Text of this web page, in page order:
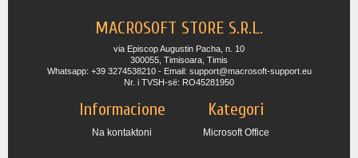
MACROSOFT STORE S.R.L.
via Episcop Augustin Pacha, n. 10
300055, Timisoara, Timis
Whatsapp: +39 3274538210 - Email: support@macrosoft-support.eu
Nr. i TVSH-së: RO45281950
Informacione
Na kontaktoni
Kategori
Microsoft Office